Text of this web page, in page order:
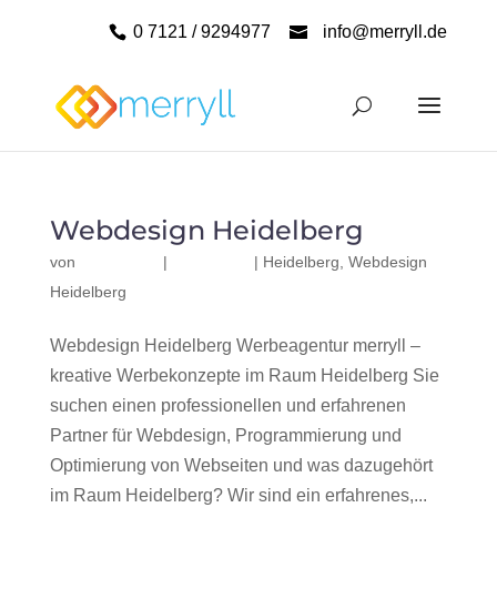
0 7121 / 9294977 info@merryll.de
Webdesign Heidelberg
von | | Heidelberg Webdesign
Heidelberg
Webdesign Heidelberg Werbeagentur merryll –
kreative Werbekonzepte im Raum Heidelberg Sie
suchen einen professionellen und erfahrenen
Partner für Webdesign, Programmierung und
Optimierung von Webseiten und was dazugehört
im Raum Heidelberg? Wir sind ein erfahrenes,...